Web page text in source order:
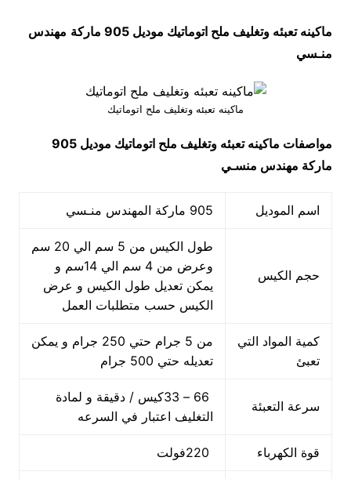
ماكينه تعبئه وتغليف ملح اتوماتيك موديل 905 ماركة
مهندس
منـسي
ماكينه تعبئه وتغليف ملح اتوماتيك
مواصفات ماكينه تعبئه وتغليف ملح اتوماتيك
موديل 905
ماركة مهندس منسـي
اسم الموديل 905 ماركة المهندس منـسي
حجم الكيس
طول الكيس من 5 سم الي 20 سم
وعرض من 4 سم الي 14سم و
يمكن تعديل طول الكيس و عرض
الكيس حسب متطلبات العمل
كمية المواد التي
تعبئ
من 5 جرام حتي 250 جرام و يمكن
تعديله حتي 500 جرام
سرعة التعبئة
66 – 33كيس / دقيقة و لمادة
التغليف اعتبار في السرعه
قوة الكهرباء